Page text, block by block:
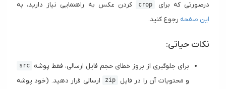
درصورتی که برای crop
کردن عکس به راهنمایی نیاز دارید، به
این صفحه رجوع کنید.
نکات حیاتی:
برای جلوگیری از بروز خطای حجم فایل ارسالی، فقط پوشه src
و محتویات آن را در فایل zip ارسالی قرار دهید. (خود پوشه